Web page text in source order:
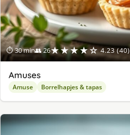
⏱ 30 min👥 26★★★★☆ 4.23 (40)
Amuses
Amuse Borrelhapjes & tapas